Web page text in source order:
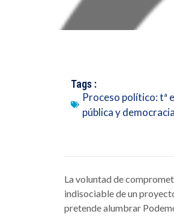
Tags :
Proceso político: tª
pública y democracia
La voluntad de
indisociable de un
pretende alumbrar